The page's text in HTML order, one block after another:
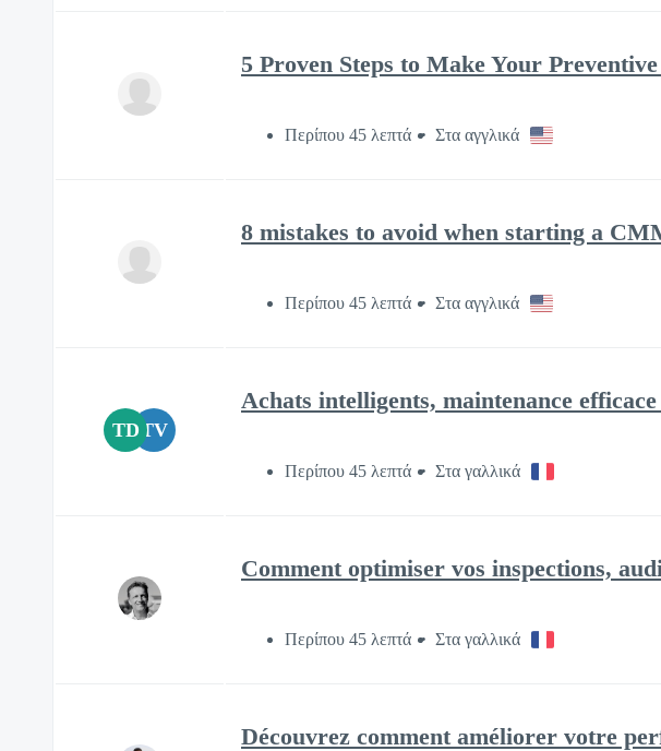
5 Proven Steps to Make Your
Περίπου 45 λεπτά Στα αγγλικά
8 mistakes to avoid when starting a
Περίπου 45 λεπτά Στα αγγλικά
TD TV
Achats intelligents, maintenance
Περίπου 45 λεπτά Στα γαλλικά
Comment optimiser vos inspections,
Περίπου 45 λεπτά Στα γαλλικά
Découvrez comment améliorer votre